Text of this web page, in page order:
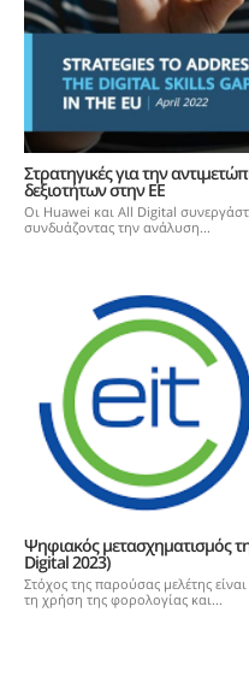
Στρατηγικές για την
δεξιοτήτων στην ΕΕ
Οι Huawei και All Digital
συνδυάζοντας την ανάλυση...
Ψηφιακός μετασχηματισμός
Digital 2023)
Στόχος της παρούσας μελέτης
τη χρήση της φορολογίας και...